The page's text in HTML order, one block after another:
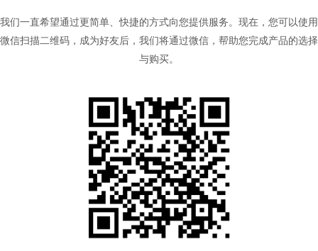
我们一直希望通过更简单、快捷的方式向您提供服务。现在，您可以使用
微信扫描二维码，成为好友后，我们将通过微信，帮助您完成产品的选择
与购买。